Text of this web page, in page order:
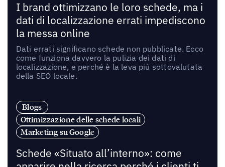
I brand ottimizzano le loro schede, ma i
dati di localizzazione errati impediscono
la messa online
Dati errati significano schede non pubblicate. Ecco
come funziona davvero la pulizia dei dati di
localizzazione, e perché è la leva più sottovalutata
della SEO locale.
Blogs
Ottimizzazione delle schede locali
Marketing su Google
Schede «Situato all’interno»: come